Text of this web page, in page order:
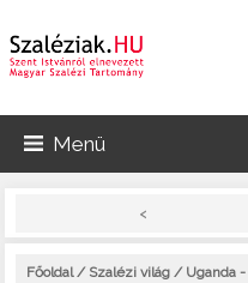
Menü
<
Főoldal/ Szalézi világ / Uganda -